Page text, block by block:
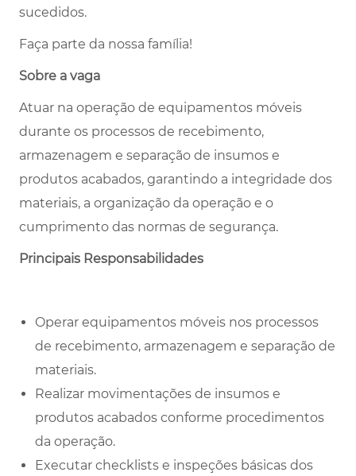
sucedidos.
Faça parte da nossa família!
Sobre a vaga
Atuar na operação de equipamentos móveis
durante os processos de recebimento,
armazenagem e separação de insumos e
produtos acabados, garantindo a integridade dos
materiais, a organização da operação e o
cumprimento das normas de segurança.
Principais Responsabilidades
Operar equipamentos móveis nos processos
de recebimento, armazenagem e separação de
materiais.
Realizar movimentações de insumos e
produtos acabados conforme procedimentos
da operação.
Executar checklists e inspeções básicas dos